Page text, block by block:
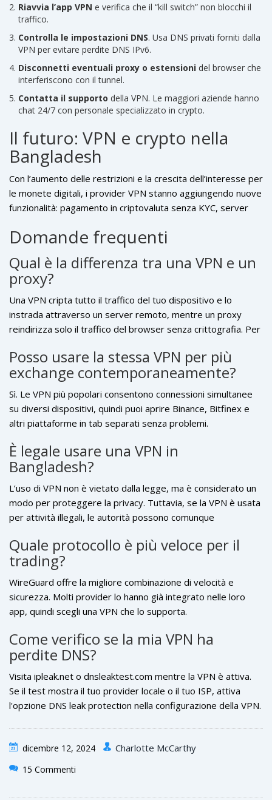
Riavvia l’app VPN e verifica che il “kill switch” non blocchi il
traffico.
Controlla le impostazioni DNS. Usa DNS privati forniti dalla
VPN per evitare perdite DNS IPv6.
Disconnetti eventuali proxy o estensioni del browser che
interferiscono con il tunnel.
Contatta il supporto della VPN. Le maggiori aziende hanno
chat 24/7 con personale specializzato in crypto.
Il futuro: VPN e crypto nella
Bangladesh
Con l’aumento delle restrizioni e la crescita dell’interesse per
le monete digitali, i provider VPN stanno aggiungendo nuove
funzionalità: pagamento in criptovaluta senza KYC, server
integrazioni con wallet hardware. Nel 2025, ad esempio,
ha lanciato una modalità “Crypto‑Boost” che
prioritizza i pacchetti verso gli endpoint di Binance,
riducendo il ping di circa il 30% rispetto a una connessione
standard. Anche il governo bangladese ha iniziato a
riconsiderare la sua posizione, ma finché il
Digital Security
Act
rimarrà in vigore, la combinazione VPN + exchange
resterà la via più sicura per chi vuole operare in modo
anonimo e senza interruzioni.
Domande frequenti
Qual è la differenza tra una VPN e un
proxy?
Una VPN cripta tutto il traffico del tuo dispositivo e lo
instrada attraverso un server remoto, mentre un proxy
reindirizza solo il traffico del browser senza crittografia. Per
credenziali e dati sensibili.
Posso usare la stessa VPN per più
exchange contemporaneamente?
Sì. Le VPN più popolari consentono connessioni simultanee
su diversi dispositivi, quindi puoi aprire Binance, Bitfinex e
altri piattaforme in tab separati senza problemi.
È legale usare una VPN in
Bangladesh?
L’uso di VPN non è vietato dalla legge, ma è considerato un
modo per proteggere la privacy. Tuttavia, se la VPN è usata
per attività illegali, le autorità possono comunque
Quale protocollo è più veloce per il
trading?
WireGuard offre la migliore combinazione di velocità e
sicurezza. Molti provider lo hanno già integrato nelle loro
app, quindi scegli una VPN che lo supporta.
Come verifico se la mia VPN ha
perdite DNS?
Visita ipleak.net o dnsleaktest.com mentre la VPN è attiva.
Se il test mostra il tuo provider locale o il tuo ISP, attiva
l'opzione DNS leak protection nella configurazione della VPN.
dicembre 12, 2024 Charlotte McCarthy
15 Commenti